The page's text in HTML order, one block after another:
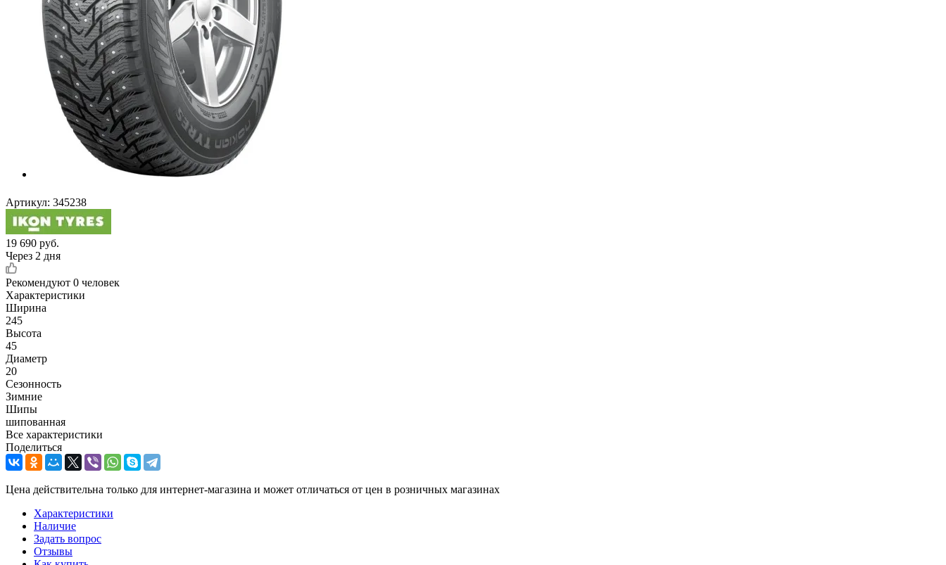
Артикул: 345238
19 690 руб.
Через 2 дня
Рекомендуют 0 человек
Характеристики
Ширина
245
Высота
45
Диаметр
20
Сезонность
Зимние
Шипы
шипованная
Все характеристики
Поделиться
Цена действительна только для интернет-магазина и может отличаться от цен в розничных магазинах
Характеристики
Наличие
Задать вопрос
Отзывы